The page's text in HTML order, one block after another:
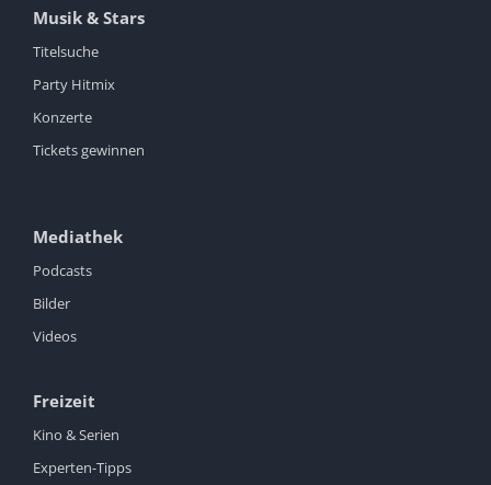
Musik & Stars
Titelsuche
Party Hitmix
Konzerte
Tickets gewinnen
Mediathek
Podcasts
Bilder
Videos
Freizeit
Kino & Serien
Experten-Tipps